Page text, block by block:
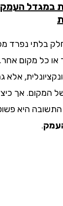
העמק:
נפרד מכל
מקום אחר. הם
אלא גם
אך כיצד
היא פשוטה:
.